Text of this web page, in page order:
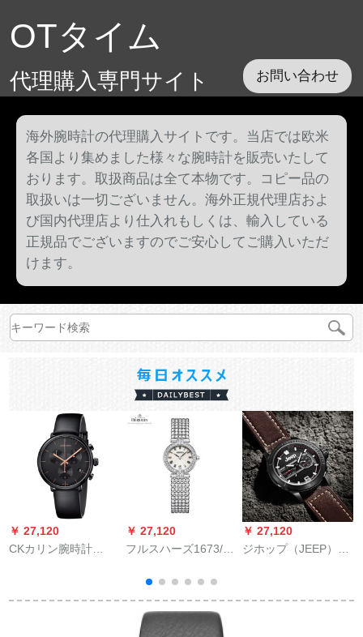
OTタイム
代理購入専門サイト お問い合わせ
海外腕時計の代理購入サイトです。当店では欧米
各国より集めました様々な腕時計を販売いたして
おります。取扱商品は全て本物です。コピー品の
取扱いは一切ございません。海外正規代理店およ
び国内代理店より仕入れもしくは、輸入している
正規品でございますのでご安心してご購入いただ
けます。
￥ 27,120
CKカリン腕時計
8 M 27
￥ 27,120
フルスハーズ1673/44
画秒が女王
￥ 27,120
ジホップ（JEEP）腕
時計多機能腕時計ベ